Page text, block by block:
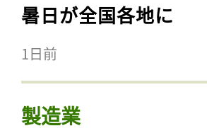
暑日が全国各地に
1日前
製造業